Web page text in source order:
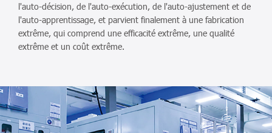
l'auto-décision, de l'auto-exécution, de l'auto-ajustement et de
l'auto-apprentissage, et parvient finalement à une fabrication
extrême, qui comprend une efficacité extrême, une qualité
extrême et un coût extrême.